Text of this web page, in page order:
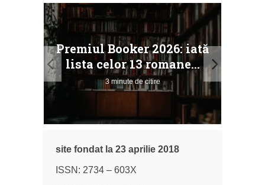
Premiul Booker 2026: iată
lista celor 13 romane...
3 minute de citire
site fondat la 23 aprilie 2018
ISSN: 2734 – 603X